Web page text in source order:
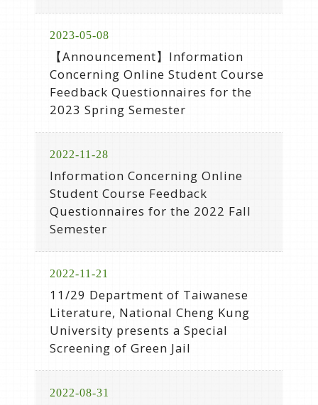
2023-05-08
【Announcement】Information
Concerning Online Student Course
Feedback Questionnaires for the
2023 Spring Semester
2022-11-28
Information Concerning Online
Student Course Feedback
Questionnaires for the 2022 Fall
Semester
2022-11-21
11/29 Department of Taiwanese
Literature, National Cheng Kung
University presents a Special
Screening of Green Jail
2022-08-31